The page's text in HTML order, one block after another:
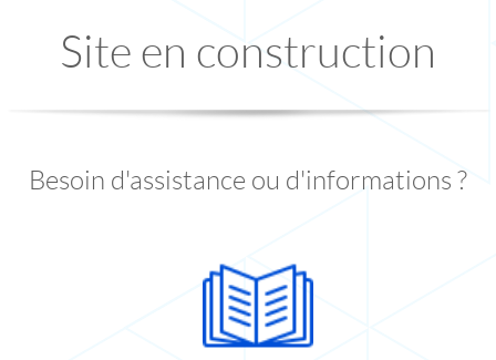
Site en construction
Besoin d'assistance ou d'informations ?